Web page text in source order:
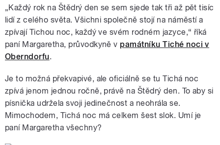
„Každý rok na Štědrý den se sem sjede tak tři až pět tisíc
lidí z celého světa. Všichni společně stojí na náměstí a
zpívají Tichou noc, každý ve svém rodném jazyce,“ říká
paní Margaretha, průvodkyně v památníku Tiché noci v
Oberndorfu.
Je to možná překvapivé, ale oficiálně se tu Tichá noc
zpívá jenom jednou ročně, právě na Štědrý den. To aby si
písnička udržela svoji jedinečnost a neohrála se.
Mimochodem, Tichá noc má celkem šest slok. Umí je
paní Margaretha všechny?